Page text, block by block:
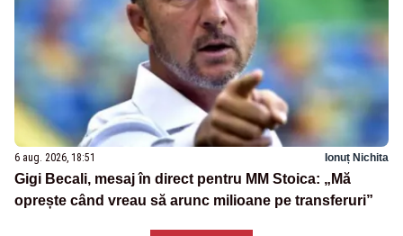
6 aug. 2026, 18:51 Ionuț Nichita
Gigi Becali, mesaj în direct pentru MM Stoica: „Mă
oprește când vreau să arunc milioane pe transferuri”